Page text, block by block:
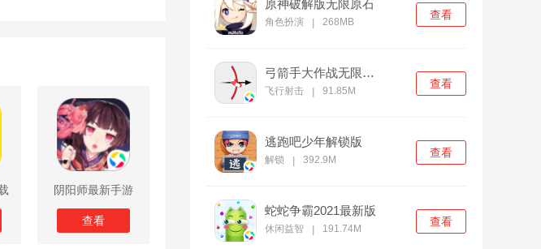
阴阳师最新手游
版
查看
原神破解版无限原石
角色扮演 268MB
查看
弓箭手大作战无限金币版
飞行射击 91.85M
查看
逃跑吧少年解锁版
解锁 392.9M
查看
蛇蛇争霸2021最新版
休闲益智 191.74M
查看